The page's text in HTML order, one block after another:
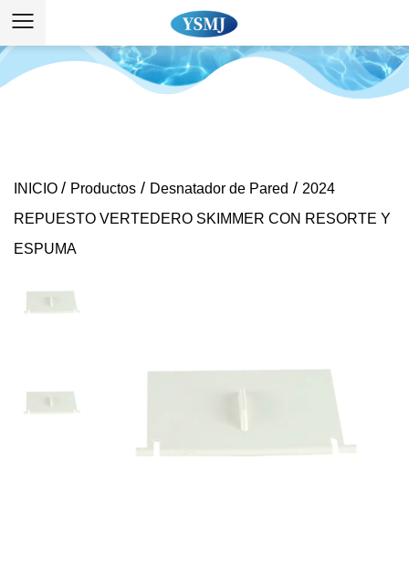
INICIO / Productos / Desnatador de Pared / 2024
REPUESTO VERTEDERO SKIMMER CON RESORTE Y
ESPUMA